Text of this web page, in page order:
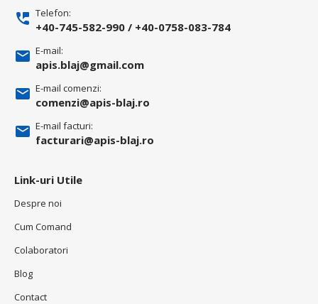
Telefon:
+40-745-582-990 / +40-0758-083-784
E-mail:
apis.blaj@gmail.com
E-mail comenzi:
comenzi@apis-blaj.ro
E-mail facturi:
facturari@apis-blaj.ro
Link-uri Utile
Despre noi
Cum Comand
Colaboratori
Blog
Contact